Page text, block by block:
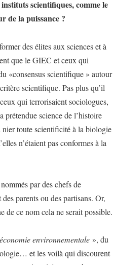
scientifiques, comme le
de la puissance ?
des élites aux sciences et à
que le GIEC et ceux qui
«consensus scientifique » autour
scientifique. Pas plus qu’il
qui terrorisaient sociologues,
prétendue science de l’histoire
nier toute scientificité à la biologie
n’étaient pas conformes à la
par des chefs de
parents ou des partisans. Or,
de ce nom cela ne serait possible.
économie environnementale », du
et les voilà qui discourent